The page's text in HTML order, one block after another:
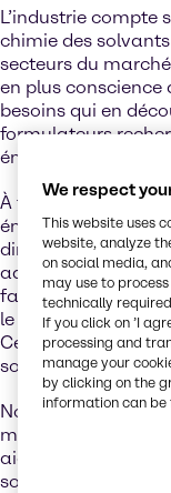
L’industrie compte
chimie des
secteurs du
en plus conscience
besoins qui en
formulateurs
émissions aux
À travers des
émissions de
directive relative
adopté des
faible toxicité,
le niveau des
Cependant, pour
solvant et la
Nous savons qu’il
mais nous restons
aider à trouver des
sommes fiers de
We respect
This website uses
website, analyze
on social media,
may use to
technically
If you click on ’I
processing and
manage your
by clicking on the
information can be